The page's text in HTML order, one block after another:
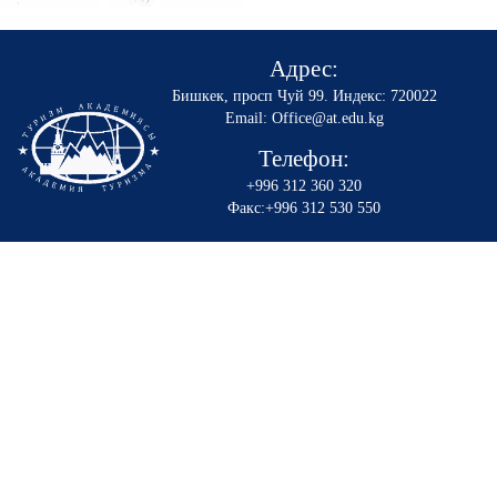
Адрес:
Бишкек, просп Чуй 99. Индекс: 720022
Email: Office@at.edu.kg
Телефон:
+996 312 360 320
Факс:+996 312 530 550